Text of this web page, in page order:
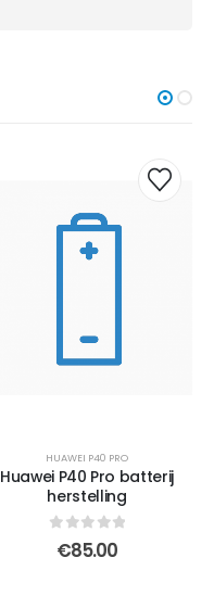
HUAWEI P40 PRO
Huawei P40 Pro batterij
herstelling
out of 5
€85.00